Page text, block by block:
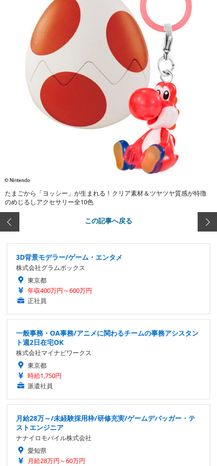
たまごから「ヨッシー」が生まれる！クリア素材＆ツヤツヤ質感が特徴
のめじるしアクセサリー全10色
この記事へ戻る
3D背景モデラー/ゲーム・エンタメ
株式会社グラムボックス
東京都
年収400万円～600万円
正社員
一般事務・OA事務/アニメに関わるチームの事務アシスタン
ト週2日在宅OK
株式会社マイナビワークス
東京都
時給1,750円
派遣社員
月給28万～/未経験採用枠/研修充実/ゲームデバッガー・テ
ストエンジニア
ナナイロモバイル株式会社
愛知県
月給28万円～60万円